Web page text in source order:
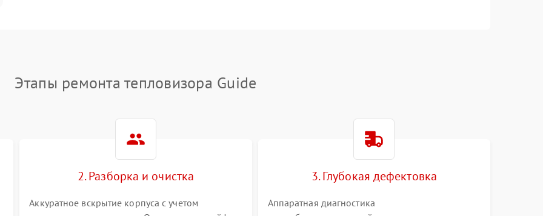
Этапы ремонта тепловизора Guide
2. Разборка и очистка
Аккуратное вскрытие корпуса с учетом
3. Глубокая дефектовка
Аппаратная диагностика